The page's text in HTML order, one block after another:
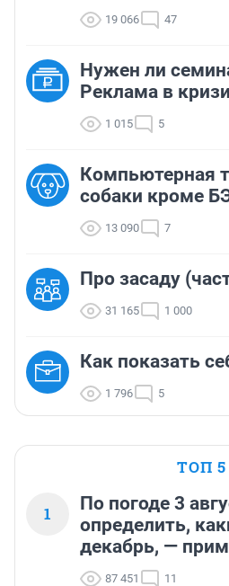
19 066 47
Нужен ли
Реклама в
1 015 5
Компьютерная
собаки кроме
13 090 7
Про засаду
31 165 1 000
Как показать
1 796 5
ТОП 5
1
По погоде 3
определить,
декабрь, —
87 451 11